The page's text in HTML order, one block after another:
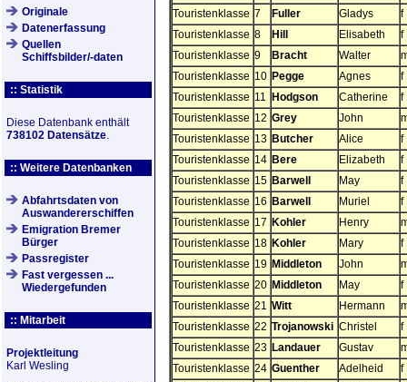
Originale
Datenerfassung
Quellen
Schiffsbilder/-daten
:: Statistik
Diese Datenbank enthält
738102 Datensätze.
:: Weitere Datenbanken
Abfahrtsdaten von
Auswandererschiffen
Emigration Bremer
Bürger
Passregister
Fast vergessen ...
Wiedergefunden
:: Mitarbeit
Projektleitung
Karl Wesling
Touristenklasse 7 Fuller Gladys
f
Touristenklasse 8 Hill Elisabeth
f
Touristenklasse 9 Bracht Walter
Touristenklasse 10 Pegge Agnes
f
Touristenklasse 11 Hodgson Catherine
f
Touristenklasse 12 Grey John
Touristenklasse 13 Butcher Alice
f
Touristenklasse 14 Bere Elizabeth
f
Touristenklasse 15 Barwell May
f
Touristenklasse 16 Barwell Muriel
f
Touristenklasse 17 Kohler Henry
Touristenklasse 18 Kohler Mary
f
Touristenklasse 19 Middleton John
Touristenklasse 20 Middleton May
f
Touristenklasse 21 Witt Hermann
Touristenklasse 22 Trojanowski Christel
f
Touristenklasse 23 Landauer Gustav
Touristenklasse 24 Guenther Adelheid
f